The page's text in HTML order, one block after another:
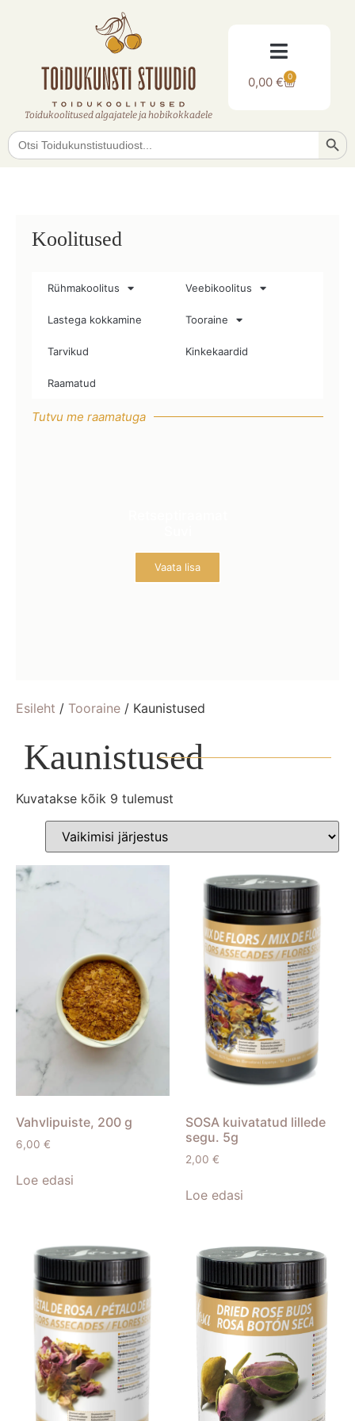
Toidukoolitused algajatele ja hobikokkadele
0,00€ 0
Search
for:
Koolitused
Rühmakoolitus Veebikoolitus
Lastega kokkamine Tooraine
Tarvikud Kinkekaardid
Raamatud
Tutvu me raamatuga
Vaata lisa
Esileht / Tooraine / Kaunistused
Kaunistused
Kuvatakse kõik 9 tulemust
Vahvlipuiste, 200 g
6,00 €
Loe edasi
SOSA kuivatatud lillede
segu. 5g
2,00 €
Loe edasi